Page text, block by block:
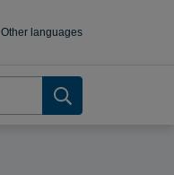
Other languages